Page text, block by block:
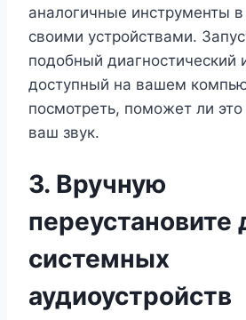
аналогичные инструменты
своими устройствами.
подобный диагностический
доступный на вашем
посмотреть, поможет ли это
ваш звук.
3. Вручную
системных
аудиоустройств